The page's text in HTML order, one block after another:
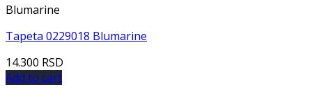
Blumarine
Tapeta 0229018 Blumarine
14.300 RSD
Add to cart